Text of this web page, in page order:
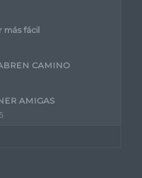
más fácil
CAMINO
AMIGAS